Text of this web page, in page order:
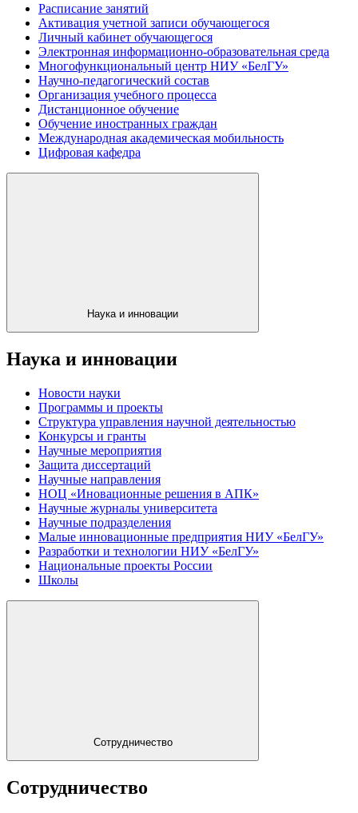
Расписание занятий
Активация учетной записи обучающегося
Личный кабинет обучающегося
Электронная информационно-образовательная среда
Многофункциональный центр НИУ «БелГУ»
Научно-педагогический состав
Организация учебного процесса
Дистанционное обучение
Обучение иностранных граждан
Международная академическая мобильность
Цифровая кафедра
Наука и инновации
Наука и инновации
Новости науки
Программы и проекты
Структура управления научной деятельностью
Конкурсы и гранты
Научные мероприятия
Защита диссертаций
Научные направления
НОЦ «Иновационные решения в АПК»
Научные журналы университета
Научные подразделения
Малые инновационные предприятия НИУ «БелГУ»
Разработки и технологии НИУ «БелГУ»
Национальные проекты России
Школы
Сотрудничество
Сотрудничество